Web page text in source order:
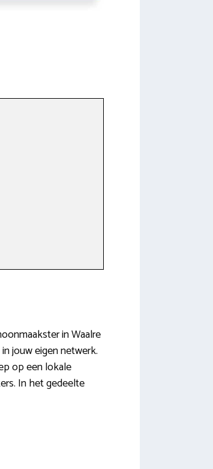
in Waalre
jouw eigen netwerk.
op een lokale
In het gedeelte